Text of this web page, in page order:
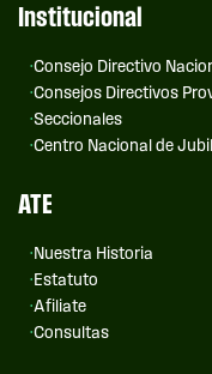
Institucional
Consejo Directivo
Consejos Directivos
Seccionales
Centro Nacional de
ATE
Nuestra Historia
Estatuto
Afiliate
Consultas